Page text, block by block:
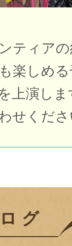
ティア
楽しめ
上演し
せくだ
グ